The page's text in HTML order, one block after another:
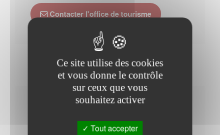
Contacter l'office de tourisme
Horaires Mairie
Ce site utilise des cookies
et vous donne le contrôle
sur ceux que vous
souhaitez activer
Tout accepter